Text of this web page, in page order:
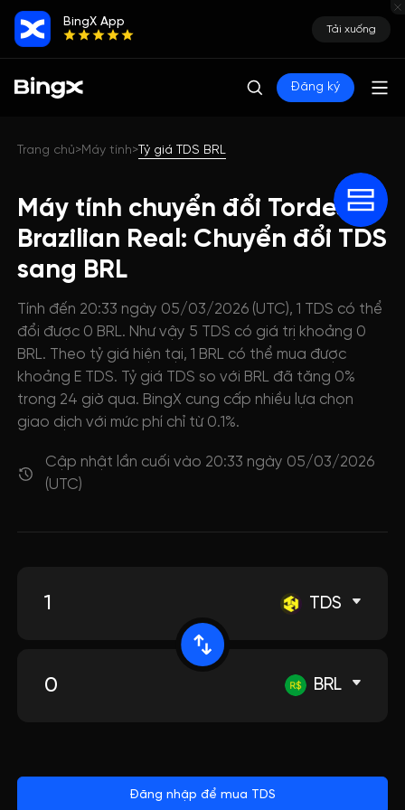
BingX App
Tải xuống
Đăng ký
Trang chủ>Máy tính>Tỷ giá TDS BRL
Máy tính chuyển đổi Tordess
Brazilian Real: Chuyển đổi TDS
sang BRL
Tính đến 20:33 ngày 05/03/2026 (UTC), 1 TDS có thể
đổi được 0 BRL. Như vậy 5 TDS có giá trị khoảng 0
BRL. Theo tỷ giá hiện tại, 1 BRL có thể mua được
khoảng E TDS. Tỷ giá TDS so với BRL đã tăng 0%
trong 24 giờ qua. BingX cung cấp nhiều lựa chọn
giao dịch với mức phí chỉ từ 0.1%.
Cập nhật lần cuối vào 20:33 ngày 05/03/2026
(UTC)
TDS
BRL
Đăng nhập để mua TDS